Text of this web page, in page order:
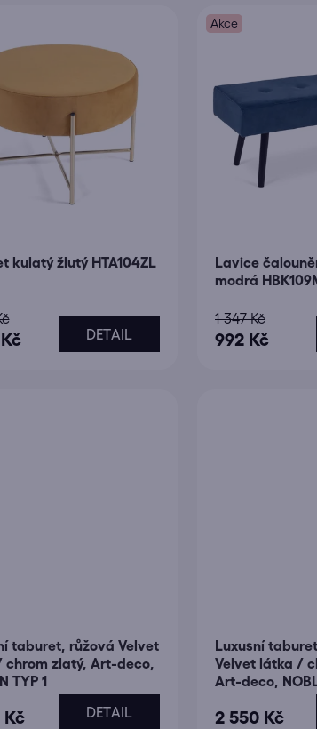
z
e
kulatý žlutý HTA104ZL
DETAIL
Akce
Lavice
modrá
992 Kč
1 347 Kč
taburet, růžová Velvet
chrom zlatý, Art-deco,
TYP 1
Kč DETAIL
Luxusní
Velvet látka /
Art-deco,
2 550 Kč